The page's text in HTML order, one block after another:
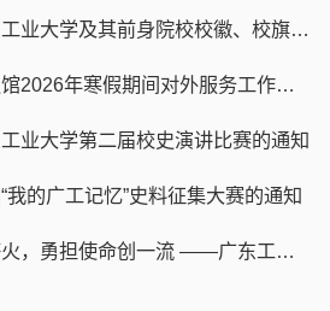
业大学及其前身院校校徽、校旗、
2026年寒假期间对外服务工作安
业大学第二届校史演讲比赛的通知
我的广工记忆”史料征集大赛的通知
，勇担使命创一流 ——广东工业